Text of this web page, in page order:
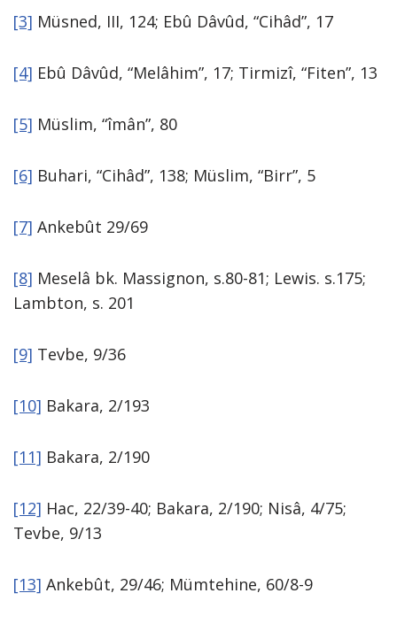
[3] Müsned, III, 124; Ebû Dâvûd, “Cihâd”, 17
[4] Ebû Dâvûd, “Melâhim”, 17; Tir­mizî, “Fiten”, 13
[5] Müslim, “îmân”, 80
[6] Buhari, “Cihâd”, 138; Müs­lim, “Birr”, 5
[7] Ankebût 29/69
[8] Meselâ bk. Massignon, s.80-81; Lewis. s.175;
Lambton, s. 201
[9] Tevbe, 9/36
[10] Bakara, 2/193
[11] Bakara, 2/190
[12] Hac, 22/39-40; Baka­ra, 2/190; Nisâ, 4/75;
Tevbe, 9/13
[13] Ankebût, 29/46; Mümtehine, 60/8-9